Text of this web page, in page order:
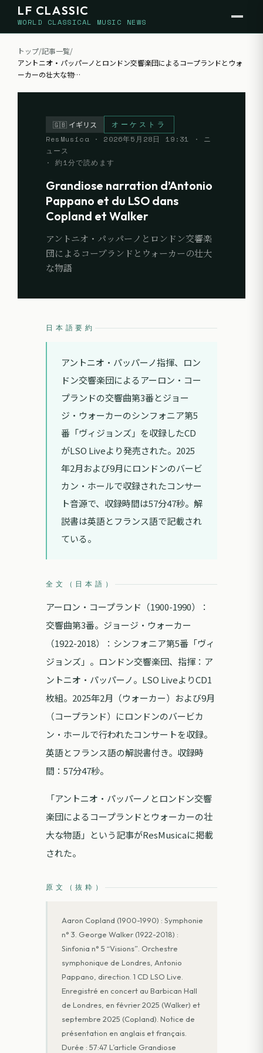
LF CLASSIC
WORLD CLASSICAL MUSIC NEWS
トップ/記事一覧/
アントニオ・パッパーノとロンドン交響楽団によるコープランドとウォ
ーカーの壮大な物…
🇬🇧 イギリス
オーケストラ
ResMusica
· 2026年5月28日 19:31 · ニ
ュース
· 約1分で読めます
Grandiose narration d’Antonio
Pappano et du LSO dans
Copland et Walker
アントニオ・パッパーノとロンドン交響楽
団によるコープランドとウォーカーの壮大
な物語
日本語要約
アントニオ・パッパーノ指揮、ロン
ドン交響楽団によるアーロン・コー
プランドの交響曲第3番とジョー
ジ・ウォーカーのシンフォニア第5
番「ヴィジョンズ」を収録したCD
がLSO Liveより発売された。2025
年2月および9月にロンドンのバービ
カン・ホールで収録されたコンサー
ト音源で、収録時間は57分47秒。解
説書は英語とフランス語で記載され
ている。
全文（日本語）
アーロン・コープランド（1900-1990）：
交響曲第3番。ジョージ・ウォーカー
（1922-2018）：シンフォニア第5番「ヴィ
ジョンズ」。ロンドン交響楽団、指揮：ア
ントニオ・パッパーノ。LSO LiveよりCD1
枚組。2025年2月（ウォーカー）および9月
（コープランド）にロンドンのバービカ
ン・ホールで行われたコンサートを収録。
英語とフランス語の解説書付き。収録時
間：57分47秒。
「アントニオ・パッパーノとロンドン交響
楽団によるコープランドとウォーカーの壮
大な物語」という記事がResMusicaに掲載
された。
原文（抜粋）
Aaron Copland (1900-1990) : Symphonie
n° 3. George Walker (1922-2018) :
Sinfonia n° 5 “Visions”. Orchestre
symphonique de Londres, Antonio
Pappano, direction. 1 CD LSO Live.
Enregistré en concert au Barbican Hall
de Londres, en février 2025 (Walker) et
septembre 2025 (Copland). Notice de
présentation en anglais et français.
Durée : 57:47 L’article Grandiose